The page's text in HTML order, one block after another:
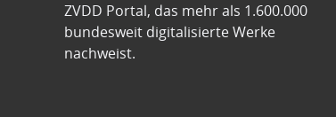
ZVDD Portal, das mehr als 1.600.000
bundesweit digitalisierte Werke
nachweist.